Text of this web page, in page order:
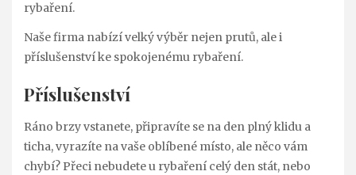
rybaření.
Naše firma nabízí velký výběr nejen prutů, ale i
příslušenství ke spokojenému rybaření.
Příslušenství
Ráno brzy vstanete, připravíte se na den plný klidu a
ticha, vyrazíte na vaše oblíbené místo, ale něco vám
chybí? Přeci nebudete u rybaření celý den stát, nebo